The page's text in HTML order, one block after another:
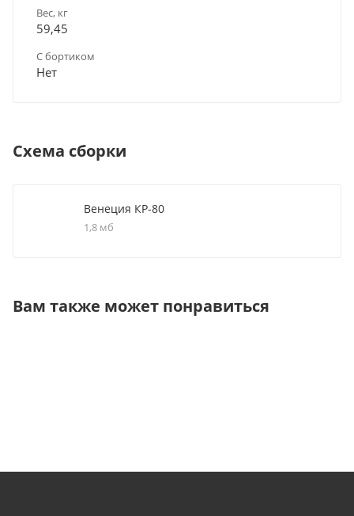
Вес, кг
59,45
C бортиком
Нет
Схема сборки
Венеция КР-80
1,8 мб
Вам также может понравиться